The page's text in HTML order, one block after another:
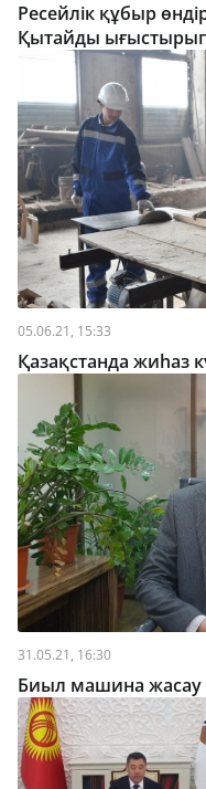
Ресейлік құбыр
Қытайды
05.06.21, 15:33
Қазақстанда жиһаз
31.05.21, 16:30
Биыл машина жасау